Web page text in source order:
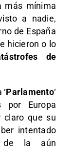
más mínima
a nadie,
de España
hicieron o lo
de
Parlamento‘
por Europa
claro que su
intentado
de la aún